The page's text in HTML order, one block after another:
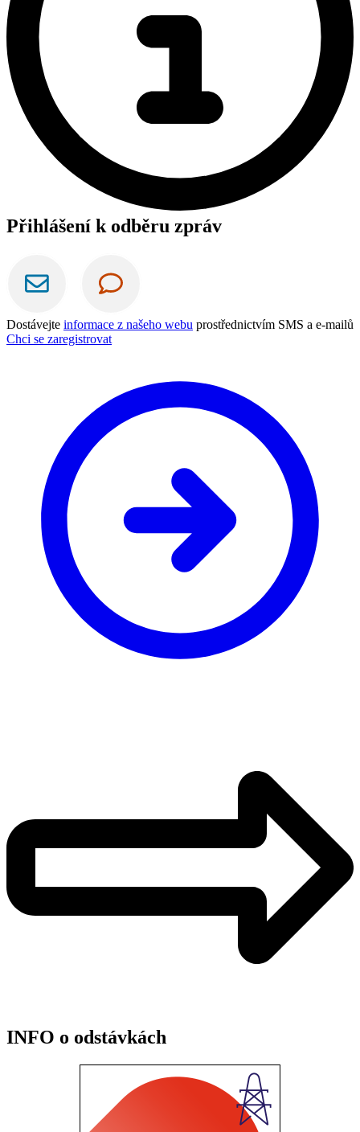
Přihlášení k odběru zpráv
Dostávejte informace z našeho webu prostřednictvím SMS a e-mailů
Chci se zaregistrovat
INFO o odstávkách